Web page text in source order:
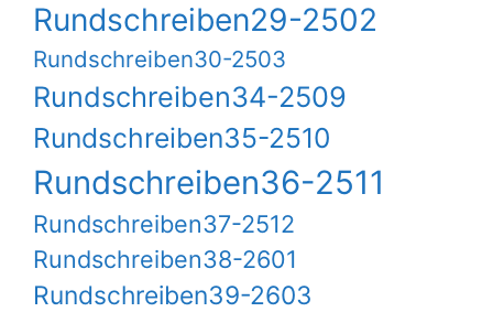
Rundschreiben29-2502
Rundschreiben30-2503
Rundschreiben34-2509
Rundschreiben35-2510
Rundschreiben36-2511
Rundschreiben37-2512
Rundschreiben38-2601
Rundschreiben39-2603